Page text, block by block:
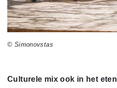
© Simonovstas
Culturele mix ook in het eten